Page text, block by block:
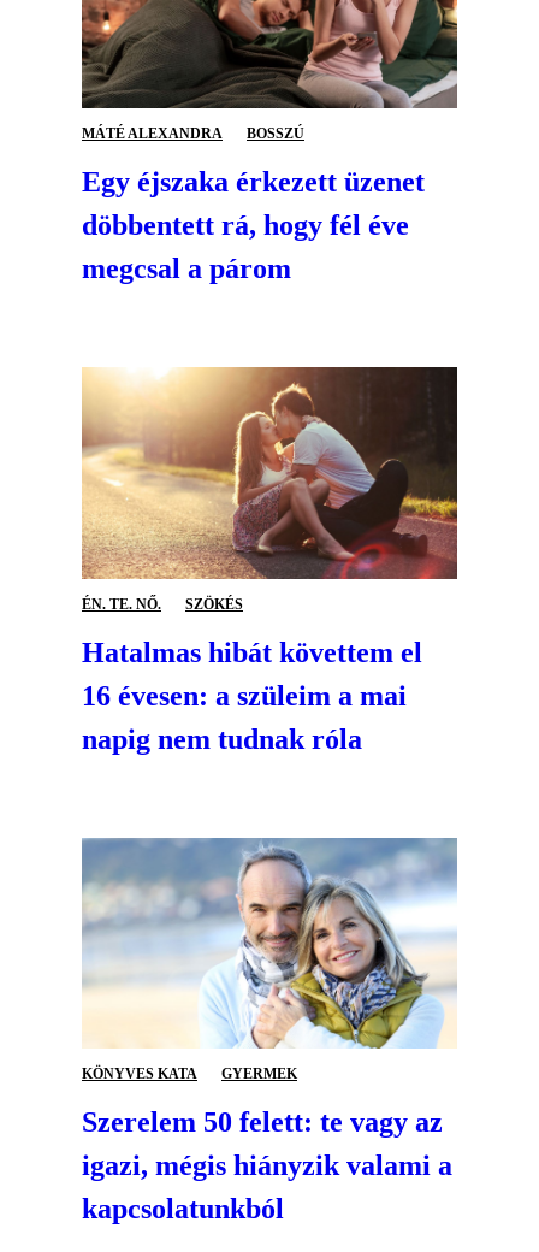
MÁTÉ ALEXANDRA BOSSZÚ
Egy éjszaka érkezett üzenet
döbbentett rá, hogy fél éve
megcsal a párom
ÉN. TE. NŐ. SZÖKÉS
Hatalmas hibát követtem el
16 évesen: a szüleim a mai
napig nem tudnak róla
KÖNYVES KATA GYERMEK
Szerelem 50 felett: te vagy az
igazi, mégis hiányzik valami a
kapcsolatunkból